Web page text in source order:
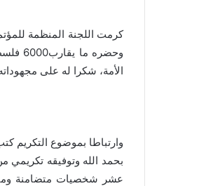
الأمة، شكرا له على
وارتباطا بموضوع التكريم
بحمد الله وتوفيقه تكريمي
عشر شخصيات متضامنة